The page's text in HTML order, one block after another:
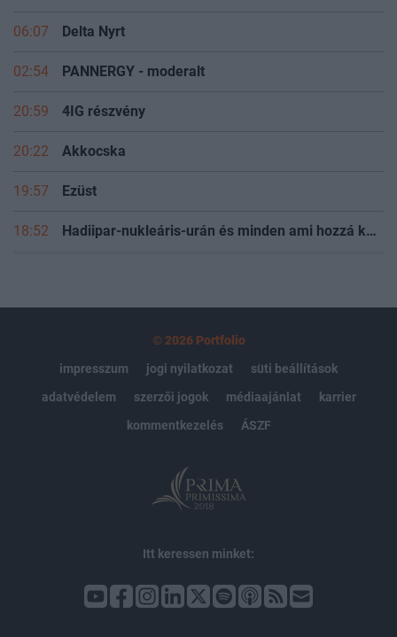
06:07 Delta Nyrt
02:54 PANNERGY - moderalt
20:59 4IG részvény
20:22 Akkocska
19:57 Ezüst
18:52 Hadiipar-nukleáris-urán és minden ami hozzá kapcsolódik
© 2026 Portfolio
impresszum
jogi nyilatkozat
süti beállítások
adatvédelem
szerzői jogok médiaajánlat
karrier
kommentkezelés
ÁSZF
Itt keressen minket: